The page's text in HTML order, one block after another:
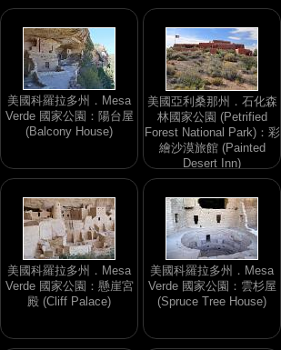
美國科羅拉多州．Mesa
Verde 國家公園：陽台屋
(Balcony House)
美國亞利桑那州．石化森
林國家公園 (Petrified
Forest National Park)：彩
繪沙漠旅館 (Painted
Desert Inn)
美國科羅拉多州．Mesa
Verde 國家公園：懸崖宮
殿 (Cliff Palace)
美國科羅拉多州．Mesa
Verde 國家公園：雲杉屋
(Spruce Tree House)